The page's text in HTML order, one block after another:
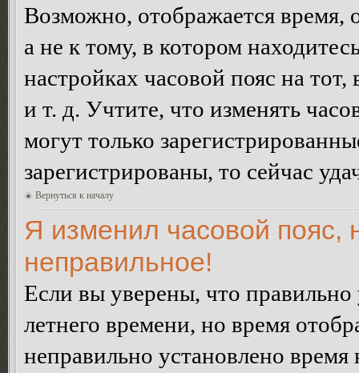
Возможно, отображается время,
а не к тому, в котором
настройках часовой пояс на
и т. д. Учтите, что изменять
могут только
зарегистрированы, то сейчас
Вернуться к началу
Я изменил часовой пояс,
неправильное!
Если вы уверены, что правильно
летнего времени, но время
неправильно установлено